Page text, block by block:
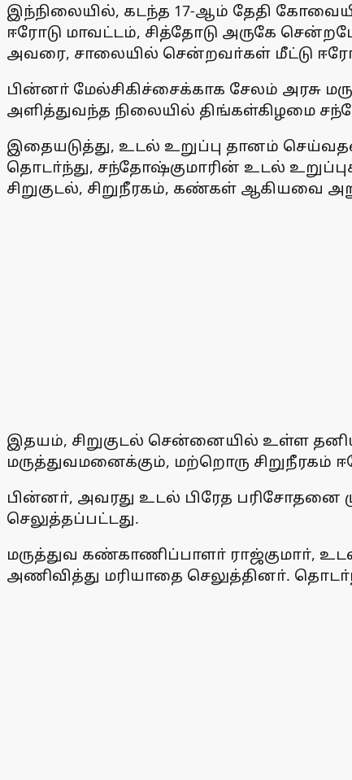
இந்நிலையில், கடந்த 17-ஆம் தேதி
ஈரோடு மாவட்டம், சித்தோடு அருகே
அவரை, சாலையில் சென்றவா்கள் மீட்டு
பின்னா் மேல்சிகிச்சைக்காக சேலம் அரசு
அளித்துவந்த நிலையில் திங்கள்கிழமை
இதையடுத்து, உடல் உறுப்பு தானம்
தொடா்ந்து, சந்தோஷ்குமாரின் உடல்
சிறுகுடல், சிறுநீரகம், கண்கள் ஆகியவை
இதயம், சிறுகுடல் சென்னையில் உள்ள
மருத்துவமனைக்கும், மற்றொரு
பின்னா், அவரது உடல் பிரேத பரிசோதனை
செலுத்தப்பட்டது.
மருத்துவ கண்காணிப்பாளா் ராஜ்குமாா்,
அணிவித்து மரியாதை செலுத்தினா்.